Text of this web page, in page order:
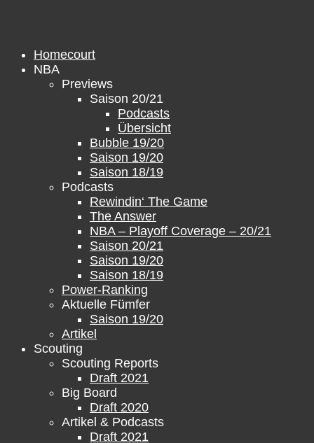
Homecourt
NBA
Previews
Saison 20/21
Podcasts
Übersicht
Bubble 19/20
Saison 19/20
Saison 18/19
Podcasts
Rewindin‘ The Game
The Answer
NBA – Playoff Coverage – 20/21
Saison 20/21
Saison 19/20
Saison 18/19
Power-Ranking
Aktuelle Fümfer
Saison 19/20
Artikel
Scouting
Scouting Reports
Draft 2021
Big Board
Draft 2020
Artikel & Podcasts
Draft 2021